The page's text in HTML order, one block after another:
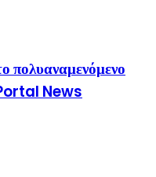
πολυαναμενόμενο
News